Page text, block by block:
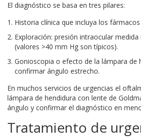
El diagnóstico se basa en tres pilares:
Historia clínica que incluya los
Exploración: presión intraocular
(valores >40 mm Hg son típicos).
Gonioscopia o efecto de la lámpara de
confirmar ángulo estrecho.
En muchos servicios de urgencias el
lámpara de hendidura con lente de
ángulo y confirmar el diagnóstico en
Tratamiento de